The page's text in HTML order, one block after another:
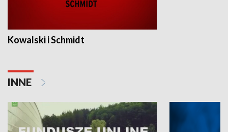
Kowalski i Schmidt
INNE